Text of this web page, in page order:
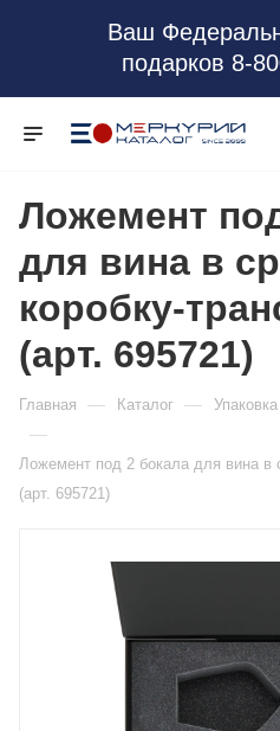
Ваш
подарков 8-
Ложемент
для вина в
коробку-
(арт. 695721)
Главная — Каталог — Упаковка
—
Ложемент под 2 бокала для вина
(арт. 695721)